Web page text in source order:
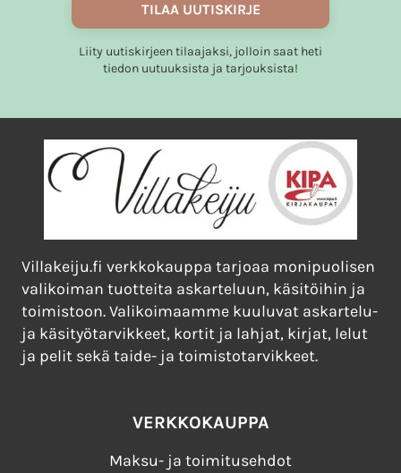
TILAA UUTISKIRJE
Liity uutiskirjeen tilaajaksi, jolloin saat heti
tiedon uutuuksista ja tarjouksista!
Villakeiju.fi verkkokauppa tarjoaa monipuolisen
valikoiman tuotteita askarteluun, käsitöihin ja
toimistoon. Valikoimaamme kuuluvat askartelu-
ja käsityötarvikkeet, kortit ja lahjat, kirjat, lelut
ja pelit sekä taide- ja toimistotarvikkeet.
VERKKOKAUPPA
Maksu- ja toimitusehdot